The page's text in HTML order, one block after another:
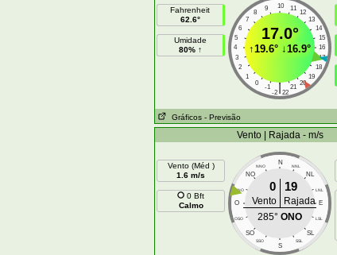
Fahrenheit
62.6°
Umidade
80% ↑
10
9 11
8
12
7
13
6
14
5
15
4
16
3
17
2
18
1
19
0
20
-1 21
|
-2 22
17.0°
↑19.6° ↓16.9°
Gráficos - Previsão
Vento | Rajada - m/s
Vento (Méd )
1.6 m/s
0 Bft
Calmo
N
NNO NNL
NO NL
ONO LNL
O E
OSO LSL
SO SL
SSO SSL
S
0 19
Vento
Rajada
285° ONO